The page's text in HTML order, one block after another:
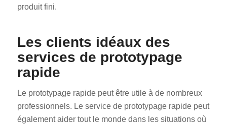
produit fini.
Les clients idéaux des
services de prototypage
rapide
Le prototypage rapide peut être utile à de nombreux
professionnels. Le service de prototypage rapide peut
également aider tout le monde dans les situations où